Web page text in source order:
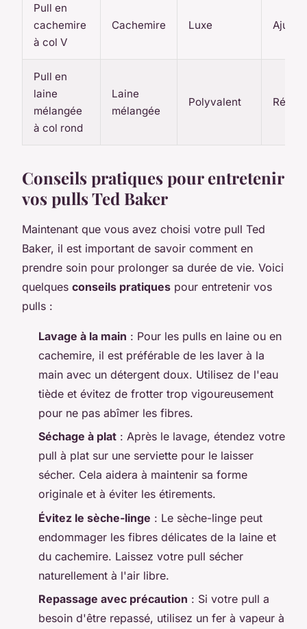
Pull en
cachemire
à col V
Cachemire Luxe
Pull en
laine
mélangée
à col rond
Laine
mélangée
Polyvalent
Conseils pratiques pour entretenir
vos pulls Ted Baker
Maintenant que vous avez choisi votre pull Ted
Baker, il est important de savoir comment en
prendre soin pour prolonger sa durée de vie. Voici
quelques conseils pratiques pour entretenir vos
pulls :
Lavage à la main : Pour les pulls en laine ou en
cachemire, il est préférable de les laver à la
main avec un détergent doux. Utilisez de l'eau
tiède et évitez de frotter trop vigoureusement
pour ne pas abîmer les fibres.
Séchage à plat : Après le lavage, étendez votre
pull à plat sur une serviette pour le laisser
sécher. Cela aidera à maintenir sa forme
originale et à éviter les étirements.
Évitez le sèche-linge : Le sèche-linge peut
endommager les fibres délicates de la laine et
du cachemire. Laissez votre pull sécher
naturellement à l'air libre.
Repassage avec précaution : Si votre pull a
besoin d'être repassé, utilisez un fer à vapeur à